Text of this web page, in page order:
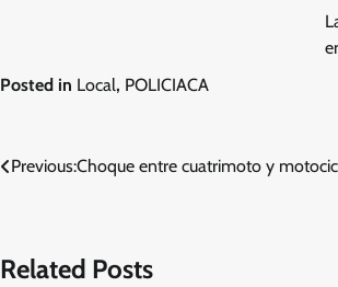
Posted in Local, POLICIACA
Navegación
entradas
Previous:Choque entre cuatrimoto y
Related Posts